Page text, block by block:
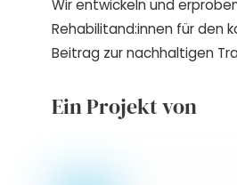
Wir entwickeln und
Rehabilitand:innen für den
Beitrag zur nachhaltigen
Ein Projekt von